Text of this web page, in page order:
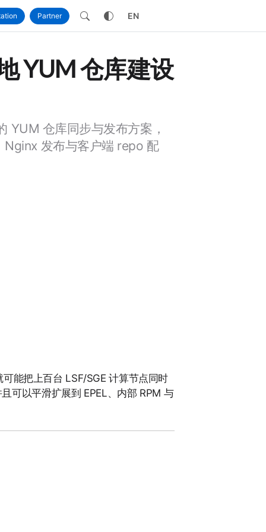
Partner EN
YUM 仓库建设
YUM 仓库同步与发布方案，
发布与客户端 repo 配
可能把上百台 LSF/SGE 计算节点同时
且可以平滑扩展到 EPEL、内部 RPM 与